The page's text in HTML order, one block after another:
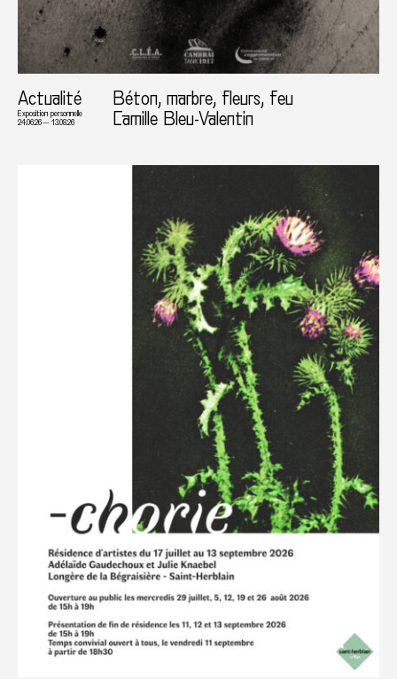
Actualité
Exposition personnelle
24.06.26 — 13.08.26
Béton, marbre, fleurs, feu
Camille Bleu-Valentin